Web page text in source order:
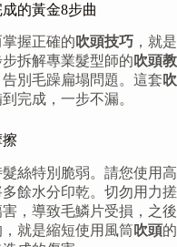
的黃金8步曲
握正確的吹頭技巧 ，就是
拆解專業髮型師的吹頭教
別毛躁扁塌問題。這套吹
完成，一步不漏。
絲特別脆弱。請您使用高
餘水分印乾。切勿用力搓
，導致毛鱗片受損，之後
就是縮短使用風筒吹頭的